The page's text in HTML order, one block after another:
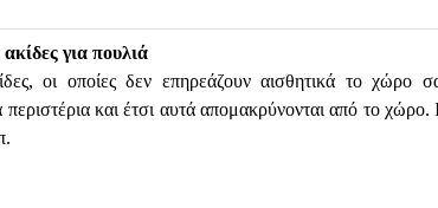
για πουλιά
οι οποίες δεν επηρεάζουν αισθητικά το χώρο
και έτσι αυτά απομακρύνονται από το χώρο.